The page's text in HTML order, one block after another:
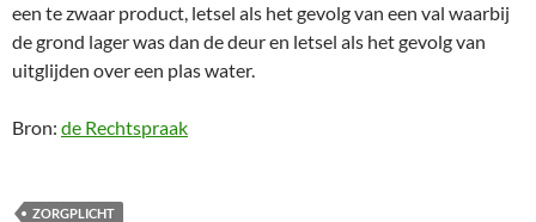
een te zwaar product, letsel als het gevolg van een val waarbij
de grond lager was dan de deur en letsel als het gevolg van
uitglijden over een plas water.
Bron: de Rechtspraak
ZORGPLICHT